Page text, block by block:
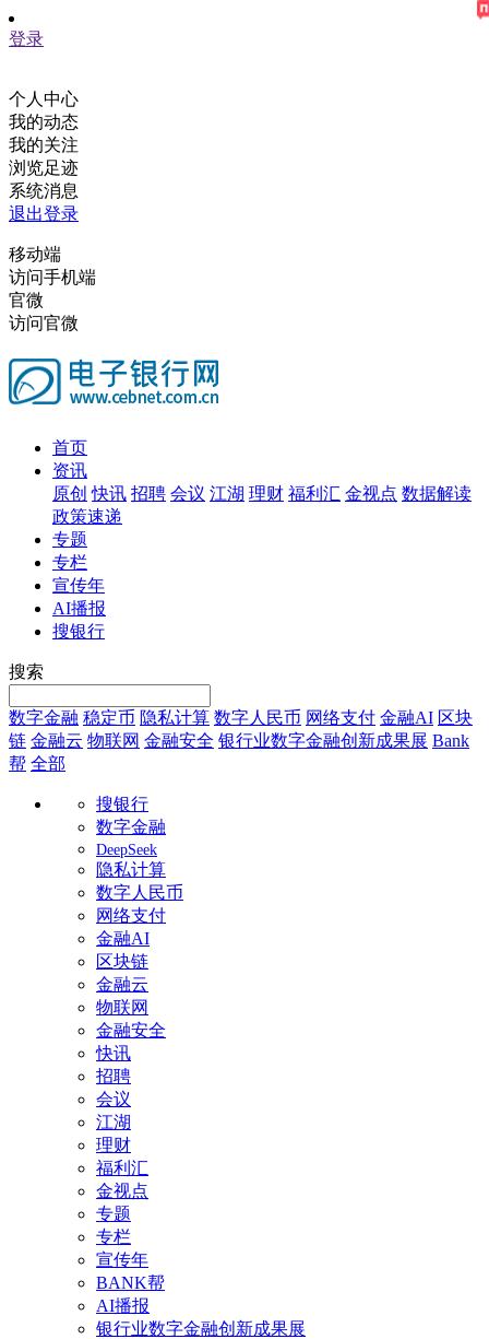
登录
个人中心
我的动态
我的关注
浏览足迹
系统消息
退出登录
移动端
访问手机端
官微
访问官微
首页
资讯
原创 快讯 招聘 会议 江湖 理财 福利汇 金视点 数据解读
政策速递
专题
专栏
宣传年
AI播报
搜银行
搜索
数字金融 稳定币 隐私计算 数字人民币 网络支付 金融AI 区块
链 金融云 物联网 金融安全 银行业数字金融创新成果展 Bank
帮 全部
搜银行
数字金融
DeepSeek
隐私计算
数字人民币
网络支付
金融AI
区块链
金融云
物联网
金融安全
快讯
招聘
会议
江湖
理财
福利汇
金视点
专题
专栏
宣传年
BANK帮
AI播报
银行业数字金融创新成果展